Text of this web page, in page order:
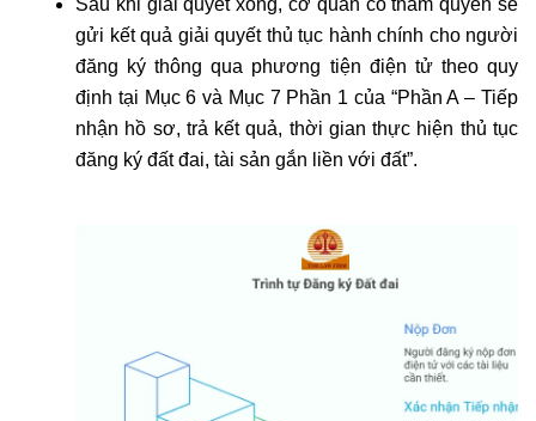
Sau khi giải quyết xong, cơ quan có thẩm quyền sẽ
gửi kết quả giải quyết thủ tục hành chính cho người
đăng ký thông qua phương tiện điện tử theo quy
định tại Mục 6 và Mục 7 Phần 1 của “Phần A – Tiếp
nhận hồ sơ, trả kết quả, thời gian thực hiện thủ tục
đăng ký đất đai, tài sản gắn liền với đất”.